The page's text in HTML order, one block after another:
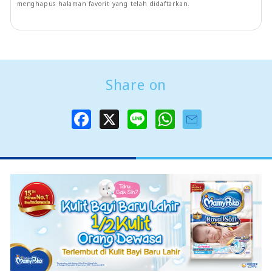
menghapus halaman favorit yang telah didaftarkan.
Share on
o
o
W
A